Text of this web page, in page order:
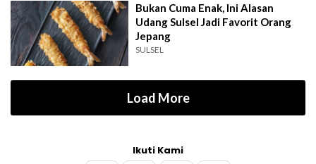
Bukan Cuma Enak, Ini Alasan
Udang Sulsel Jadi Favorit Orang
Jepang
SULSEL
Load More
Ikuti Kami